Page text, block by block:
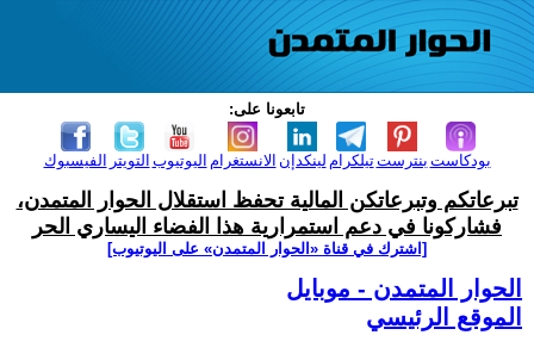
تابعونا على:
الفيسبوك التويتر اليوتيوب الانستغرام لينكدإن تيلكرامبنترست بودكاست
تبرعاتكم وتبرعاتكن المالية تحفظ استقلال الحوار المتمدن،
فشاركونا في دعم استمرارية هذا الفضاء اليساري الحر
[اشترك في قناة ‫«الحوار المتمدن» على اليوتيوب]
الحوار المتمدن - موبايل
الموقع الرئيسي